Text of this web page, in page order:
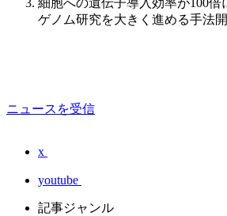
細胞への遺伝子導入効率が100
ゲノム研究を大きく進める手法
ニュースを受信
x
youtube
記事ジャンル